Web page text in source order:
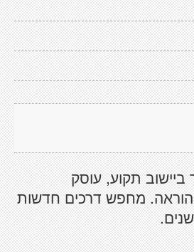
תקוע, עוסק
מחפש דרכים חדשות